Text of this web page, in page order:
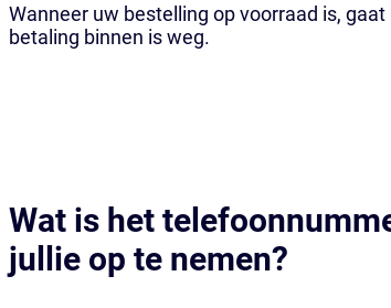
Wanneer uw bestelling op voorraad is,
betaling binnen is weg.
Wat is het
jullie op te nemen?